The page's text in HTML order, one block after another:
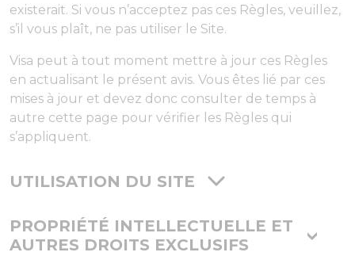
existerait. Si vous n’acceptez pas ces Règles, veuillez,
s’il vous plaît, ne pas utiliser le Site.
Visa peut à tout moment mettre à jour ces Règles
en actualisant le présent avis. Vous êtes lié par ces
mises à jour et devez donc consulter de temps à
autre cette page pour vérifier les Règles qui
s’appliquent.
UTILISATION DU SITE
PROPRIÉTÉ INTELLECTUELLE ET
AUTRES DROITS EXCLUSIFS